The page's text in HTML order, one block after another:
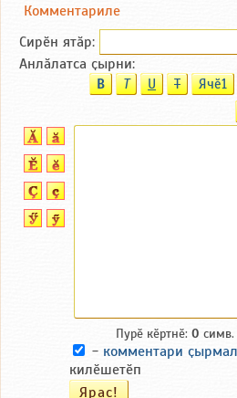
Комментариле
Сирӗн ятӑp:
Анлӑлатса ҫырни:
B T U T Ячӗ1
Пурӗ кӗртнӗ: 0 симв.
- комментари
килӗшетӗп